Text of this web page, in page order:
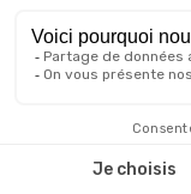
Ville: Vichy